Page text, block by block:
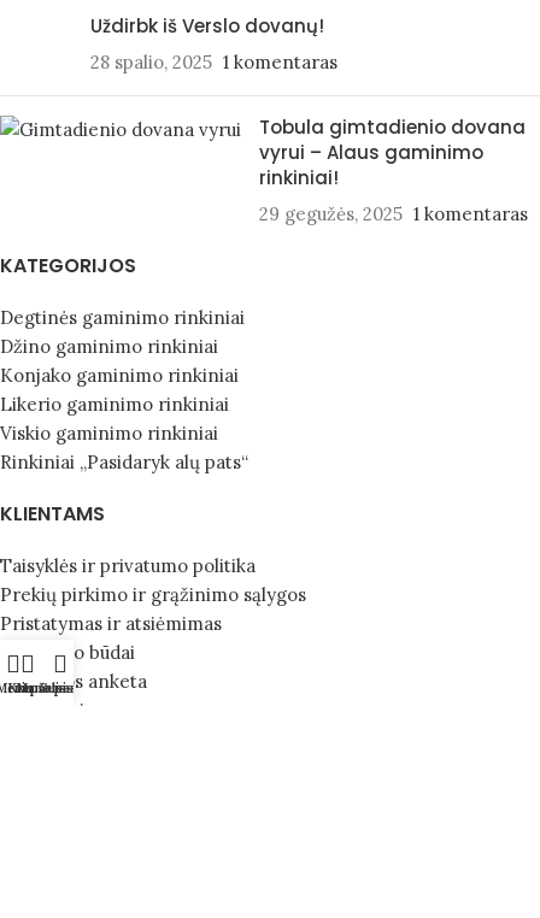
Uždirbk iš Verslo dovanų!
28 spalio, 2025 1 komentaras
Tobula gimtadienio dovana
vyrui – Alaus gaminimo
rinkiniai!
29 gegužės, 2025 1 komentaras
KATEGORIJOS
Degtinės gaminimo rinkiniai
Džino gaminimo rinkiniai
Konjako gaminimo rinkiniai
Likerio gaminimo rinkiniai
Viskio gaminimo rinkiniai
Rinkiniai „Pasidaryk alų pats“
KLIENTAMS
Taisyklės ir privatumo politika
Prekių pirkimo ir grąžinimo sąlygos
Pristatymas ir atsiėmimas
Mokėjimo būdai
Apklausos anketa
Kontaktai
Krepšelis
Mano paskyra
Susisiekite